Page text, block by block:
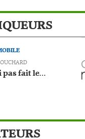
pas fait le…